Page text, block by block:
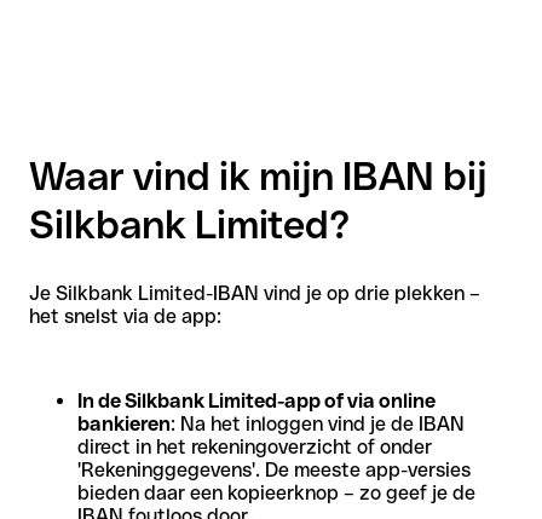
Waar vind ik mijn IBAN bij
Silkbank Limited?
Je Silkbank Limited-IBAN vind je op drie plekken –
het snelst via de app:
In de Silkbank Limited-app of via online
bankieren: Na het inloggen vind je de IBAN
direct in het rekeningoverzicht of onder
'Rekeninggegevens'. De meeste app-versies
bieden daar een kopieerknop – zo geef je de